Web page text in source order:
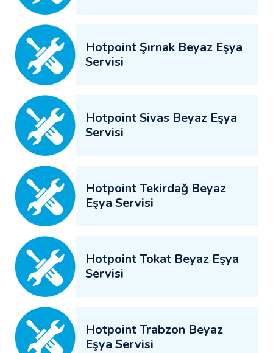
Hotpoint Şırnak Beyaz Eşya
Servisi
Hotpoint Sivas Beyaz Eşya
Servisi
Hotpoint Tekirdağ Beyaz
Eşya Servisi
Hotpoint Tokat Beyaz Eşya
Servisi
Hotpoint Trabzon Beyaz
Eşya Servisi